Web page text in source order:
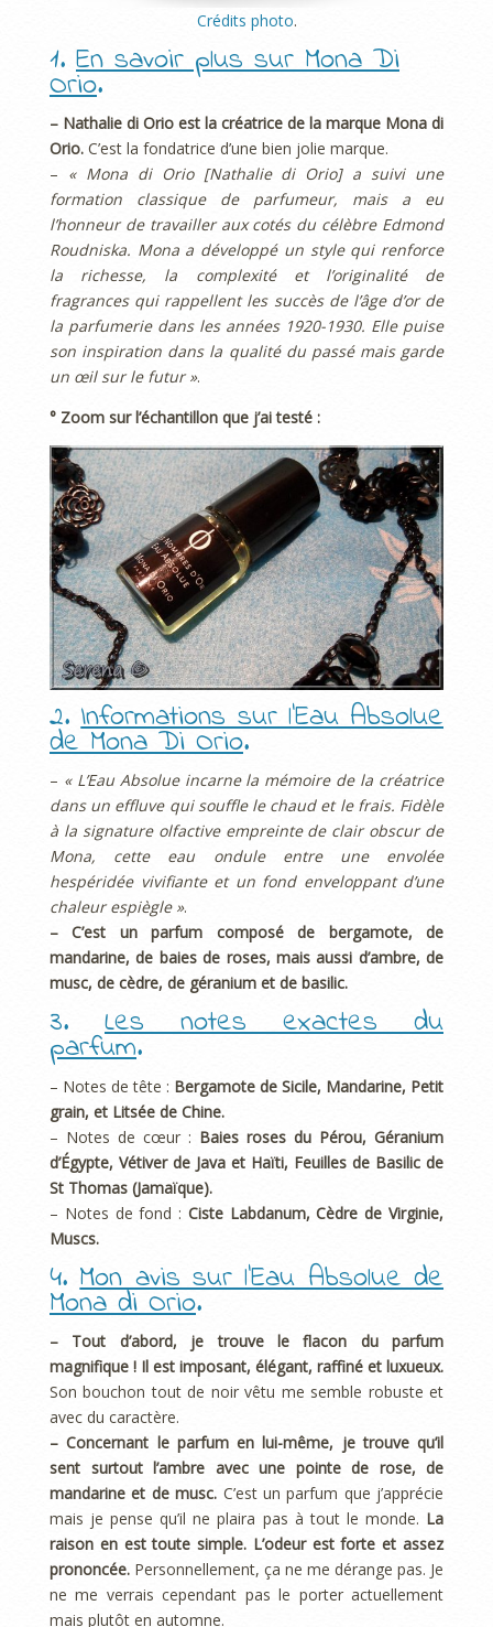
Crédits photo.
1. En savoir plus sur Mona Di
Orio.
– Nathalie di Orio est la créatrice de la marque Mona di
Orio. C’est la fondatrice d’une bien jolie marque.
– « Mona di Orio [Nathalie di Orio] a suivi une
formation classique de parfumeur, mais a eu
l’honneur de travailler aux cotés du célèbre Edmond
Roudniska. Mona a développé un style qui renforce
la richesse, la complexité et l’originalité de
fragrances qui rappellent les succès de l’âge d’or de
la parfumerie dans les années 1920-1930. Elle puise
son inspiration dans la qualité du passé mais garde
un œil sur le futur ».
° Zoom sur l’échantillon que j’ai testé :
2.Informations sur l’Eau Absolue
de Mona Di Orio.
– « L’Eau Absolue incarne la mémoire de la créatrice
dans un effluve qui souffle le chaud et le frais. Fidèle
à la signature olfactive empreinte de clair obscur de
Mona, cette eau ondule entre une envolée
hespéridée vivifiante et un fond enveloppant d’une
chaleur espiègle ».
– C’est un parfum composé de bergamote, de
mandarine, de baies de roses, mais aussi d’ambre, de
musc, de cèdre, de géranium et de basilic.
3.Les notes exactes du
parfum.
– Notes de tête : Bergamote de Sicile, Mandarine, Petit
grain, et Litsée de Chine.
– Notes de cœur : Baies roses du Pérou, Géranium
d’Égypte, Vétiver de Java et Haïti, Feuilles de Basilic de
St Thomas (Jamaïque).
– Notes de fond : Ciste Labdanum, Cèdre de Virginie,
Muscs.
4.Mon avis sur l’Eau Absolue de
Mona di Orio.
– Tout d’abord, je trouve le flacon du parfum
magnifique ! Il est imposant, élégant, raffiné et luxueux.
Son bouchon tout de noir vêtu me semble robuste et
avec du caractère.
– Concernant le parfum en lui-même, je trouve qu’il
sent surtout l’ambre avec une pointe de rose, de
mandarine et de musc. C’est un parfum que j’apprécie
mais je pense qu’il ne plaira pas à tout le monde. La
raison en est toute simple. L’odeur est forte et assez
prononcée. Personnellement, ça ne me dérange pas. Je
ne me verrais cependant pas le porter actuellement
mais plutôt en automne.